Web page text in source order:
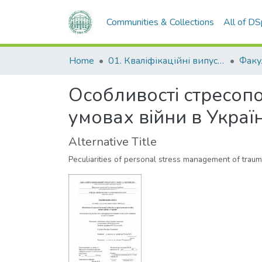
Communities & Collections All of
Home 01. Кваліфікаційні випускні роботи здобувачів вищої освіти
Особливості
умовах війни в
Alternative Title
Peculiarities of personal stress management of